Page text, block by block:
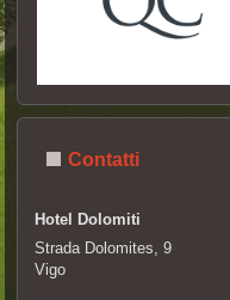
Contatti
Hotel Dolomiti
Strada Dolomites, 9
Vigo